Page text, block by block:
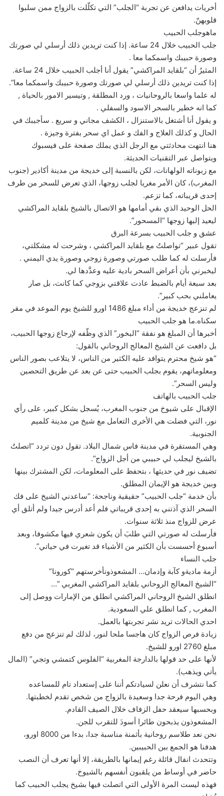
أخريات يدافعن عن تجربة “الجلب” التي تكلّلت بالزواج ممن سلبوا
قلوبهنّ.
ماهوجلب الحبيب
جلب الحبيب خلال 24 ساعة. إذا كنت تريدين ذلك أرسلي لي صورتك
وصورة حبيبك واسمكما معا .
المثيرُ أن “بلقايد المراكشي” يقول أنا أجلب الحبيب خلال 24 ساعة.
إذا كنت تريدين ذلك أرسلي لي صورتك وصورة حبيبك واسمكما معا”.
له علما واسعا بالروحانيات ، ورد المطلقة , وتيسير الامور بالحياة ,
كما انه خطير بالسحر الاسود والسفلي .
و يقول أنا أشتغل بالاستنزال ، الكشف مجاني و سريع . سأجيبك في
الحال و كذلك العلاج و الفك و عمل اي سحر بفترة وجيزة .
هنا انتهت محادثتي مع الرجل الذي يملك صفحة على فيسبوك
ويتواصل عبر التقنيات الحديثة.
مع زبوناته الولهانات، لكن بالنسبة إلى خديجة من مدينة أكادير (جنوب
المغرب)، كان الأمر مغريا لجلب زوجها، الذي تعرض للسحر من طرف
إحدى قريباته، كما تزعم.
الحل الوحيد الذي بقي أمامها هو الاتصال بالشيخ بلقايد المراكشي
ليعيد إليها زوجها “المسحور”.
عشق و جلب الحبيب بسرعة البرق
تقول عبير “تواصلتُ مع بلقايد المراكشي ، وشرحت له مشكلتي،
فأرسلت له كما طلب صورتي وصورة زوجي وصورة يدي اليمني .
ليخبرني بأن أعراض السحر بادية عليه وعدَّدها لي.
بعد سبعة أيام بالضبط عادت علاقتي بزوجي كما كانت، بل صار
يعاملني بحب كبير”.
لم تنزعج خديجة من أداء مبلغ 1486 اورو للشيخ يوم الموعد في مقر
سكناه.ما هو جلب الحبيب
أخبرها أن المبلغ هو نفقة “البخور” الذي وظّفه لإرجاع زوجها الحبيب،
بل دافعت عن الشيخ المعالج الروحاني بالقول:
“هو شيخ محترم يتوافد عليه الكثير من الناس، لا يتلاعب بصور الناس
ومعلوماتهم، يقوم بجلب الحبيب حتى عن بعد عن طريق التحصين
وليس السحر”.
جلب الحبيب بالهاتف
الإقبال على شيوخ من جنوب المغرب، يُسجل بشكل كبير، على رأي
نور، التي فضلت هي الأخرى التعامل مع شيخ من مدينة كلميم
الجنوبية.
وهي المستقرة في مدينة فاس شمال البلاد. تقول دون تردد “اتصلتُ
بالشيخ ليجلب لي حبيبي من أجل الزواج”.
تضيف نور في حديثها ، بتحفظ على المعلومات، لكن المشترك بينها
وبين خديجة هو الإيمان المطلق.
بأن خدمة “جلب الحبيب” حقيقية وناجحة: “ساعدني الشيخ على فك
السحر الذي آذتني به إحدى قريباتي فلم أعد أدرس جيدا ولم أتلق أي
عرض للزواج منذ ثلاثة سنوات.
فأرسلت له صورتي التي طلبَ أن يكون شعري فيها مكشوفا، وبعد
أسبوع أحسست بأن الكثير من الأشياء قد تغيرت في حياتي”.
جلب النساء
أزمة ماديةو كآبة وإدمان… المشعوذونأخرستهم “كورونا”
“الشيخ المعالج الروحاني بلقايد المراكشي المغربي ”…
انطلق الشيخ الروحاني المراكشي انطلق من الإمارات ووصل إلى
المغرب , كما انطلق علي السعودية.
احدي الحالات تريد نشر تجربتها بالعمل.
زيادة فرص الزواج كان هاجسا ملحا لنور، لذلك لم تنزعج من دفع
مبلغ 2760 اورو للشيخ.
لأنها على حد قولها بالدارجة المغربية “الفلوس كتمشي وتجي” (المال
يأتي ويذهب).
كما نتشرف أن نعلن لسيادتكم أننا على إستعداد تام للمساعده
وهي اليوم فرحة جدا وسعيدة بالزواج من شخص تقدم لخطبتها.
وبحسبها سيعقد حفل الزفاف خلال الصيف القادم.
المشعوذون يذبحون طائرا أسودَ للتقرب للجن.
نحن نعد طلاسم روحانية بأثمنة مناسبة جدا، بدءا من 8000 اورو،
هدفنا هو الجمع بين الحبيبين.
وتتحدث انفال قائلة رغم إيمانها بالطريقة، إلا أنها تعرف أن النصب
حاضر في أوساط من يلقبون أنفسهم بالشيوخ.
فهذه ليست المرة الأولى التي اتصلت فيها بشيخ يجلب الحبيب كما